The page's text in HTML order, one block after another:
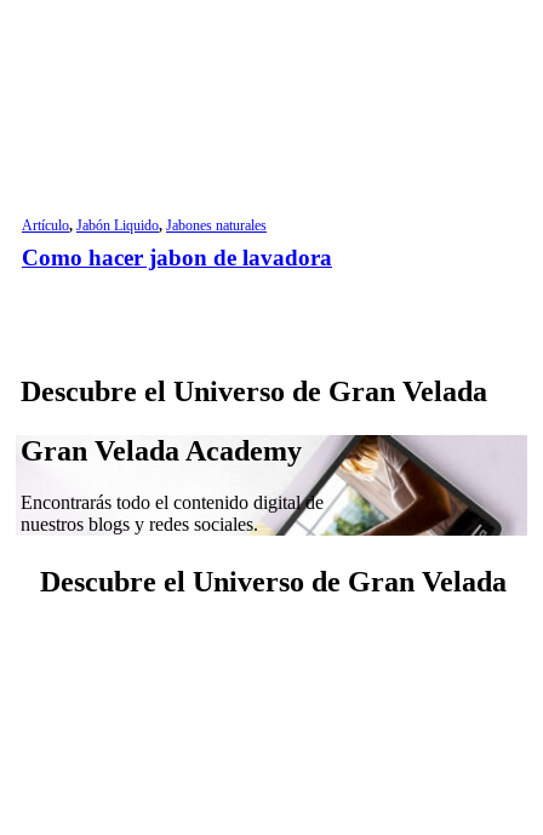
Artículo, Jabón Liquido, Jabones naturales
Como hacer jabon de lavadora
Descubre el Universo de Gran Velada
Gran Velada Academy
Encontrarás todo el contenido digital de
nuestros blogs y redes sociales.
Descubre el Universo de Gran Velada